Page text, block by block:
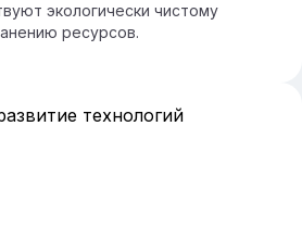
экологически чистому
ресурсов.